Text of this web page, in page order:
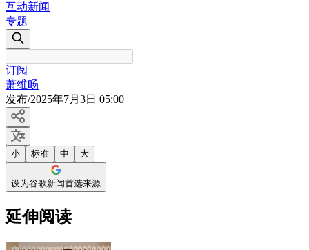
互动新闻
专题
订阅
萧维旸
发布/2025年7月3日 05:00
小 标准 中 大
设为谷歌新闻首选来源
延伸阅读